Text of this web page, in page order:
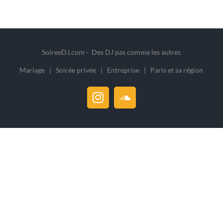
SoireeDJ.com - Des DJ pas comme les autres
Mariage | Soirée privée | Entreprise | Paris et sa région
InstagramSoundCloud